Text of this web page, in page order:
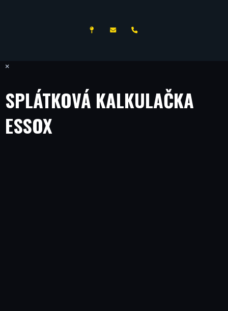
×
SPLÁTKOVÁ KALKULAČKA
ESSOX